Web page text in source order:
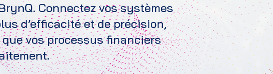
Connectez vos systèmes
d’efficacité et de précision,
vos processus financiers